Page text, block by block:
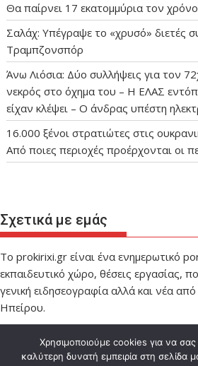
Θα παίρνει 17 εκατομμύρια τον χρόνο
Σαλάχ: Υπέγραψε το «χρυσό» διετές
Τραμπζονσπόρ
Άνω Λιόσια: Δύο συλλήψεις για τον
νεκρός στο όχημα του – Η ΕΛΑΣ
είχαν κλέψει – Ο άνδρας υπέστη
16.000 ξένοι στρατιώτες στις
Από ποιες περιοχές προέρχονται οι
Σχετικά με εμάς
Το prokirixi.gr είναι ένα ενημερωτικό
εκπαιδευτικό χώρο, θέσεις εργασίας,
γενική ειδησεογραφία αλλά και νέα
Ηπείρου.
Χρησιμοποιούμε cookies για να
καλύτερη δυνατή εμπειρία στη σελίδα